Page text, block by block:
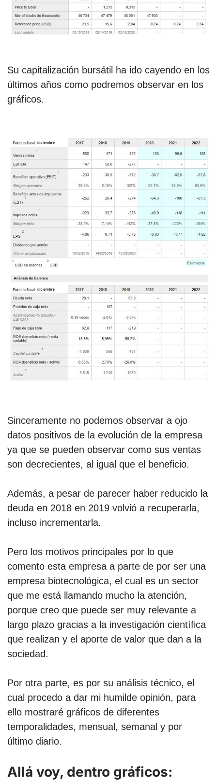
Su capitalización bursátil ha ido cayendo en los
últimos años como podremos observar en los
gráficos.
Sinceramente no podemos observar a ojo
datos positivos de la evolución de la empresa
ya que se pueden observar como sus ventas
son decrecientes, al igual que el beneficio.
Además, a pesar de parecer haber reducido la
deuda en 2018 en 2019 volvió a recuperarla,
incluso incrementarla.
Pero los motivos principales por lo que
comento esta empresa a parte de por ser una
empresa biotecnológica, el cual es un sector
que me está llamando mucho la atención,
porque creo que puede ser muy relevante a
largo plazo gracias a la investigación científica
que realizan y el aporte de valor que dan a la
sociedad.
Por otra parte, es por su análisis técnico, el
cual procedo a dar mi humilde opinión, para
ello mostraré gráficos de diferentes
temporalidades, mensual, semanal y por
último diario.
Allá voy, dentro gráficos: